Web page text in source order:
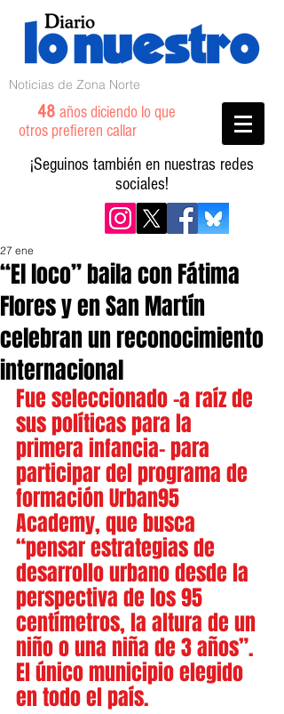
Noticias de Zona Norte
48 años diciendo lo que
otros prefieren callar
¡Seguinos también en nuestras redes
sociales!
“El loco” baila con Fátima
Flores y en San Martín
celebran un reconocimiento
internacional
27 ene
Fue seleccionado -a raíz de
sus políticas para la
primera infancia- para
participar del programa de
formación Urban95
Academy, que busca
“pensar estrategias de
desarrollo urbano desde la
perspectiva de los 95
centímetros, la altura de un
niño o una niña de 3 años”.
El único municipio elegido
en todo el país.